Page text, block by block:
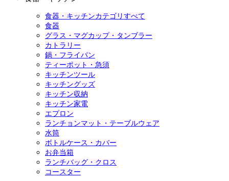
食器・キッチンカテゴリすべて
食器
グラス・マグカップ・タンブラー
カトラリー
鍋・フライパン
ティーポット・急須
キッチンツール
キッチングッズ
キッチン収納
キッチン家電
エプロン
ランチョンマット・テーブルウェア
水筒
ボトルケース・カバー
お弁当箱
ランチバッグ・クロス
コースター